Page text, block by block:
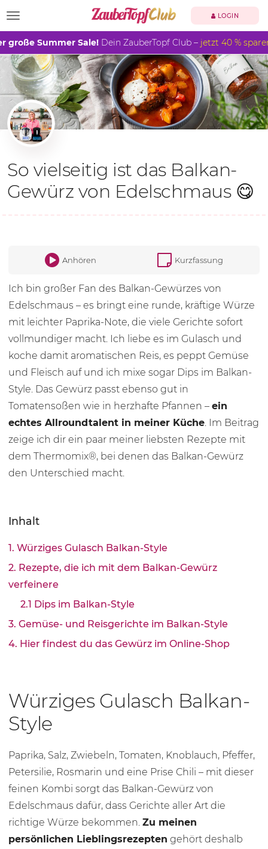
TOGGLE NAVIGATION LOGIN
große Summer Sale! Dein ZauberTopf Club – jetzt 40 %
So vielseitig ist das Balkan-
Gewürz von Edelschmaus 😋
Anhören Kurzfassung
Ich bin großer Fan des Balkan-Gewürzes von
Edelschmaus – es bringt eine runde, kräftige Würze
mit leichter Paprika-Note, die viele Gerichte sofort
vollmundiger macht. Ich liebe es im Gulasch und
koche damit aromatischen Reis, es peppt Gemüse
und Fleisch auf und ich mixe sogar Dips im Balkan-
Style. Das Gewürz passt ebenso gut in
Tomatensoßen wie in herzhafte Pfannen – ein
echtes Allroundtalent in meiner Küche. Im Beitrag
zeige ich dir ein paar meiner liebsten Rezepte mit
dem Thermomix®, bei denen das Balkan-Gewürz
den Unterschied macht.
Inhalt
1. Würziges Gulasch Balkan-Style
2. Rezepte, die ich mit dem Balkan-Gewürz
verfeinere
2.1 Dips im Balkan-Style
3. Gemüse- und Reisgerichte im Balkan-Style
4. Hier findest du das Gewürz im Online-Shop
Würziges Gulasch Balkan-
Style
Paprika, Salz, Zwiebeln, Tomaten, Knoblauch, Pfeffer,
Petersilie, Rosmarin und eine Prise Chili – mit dieser
feinen Kombi sorgt das Balkan-Gewürz von
Edelschmaus dafür, dass Gerichte aller Art die
richtige Würze bekommen. Zu meinen
persönlichen Lieblingsrezepten gehört deshalb